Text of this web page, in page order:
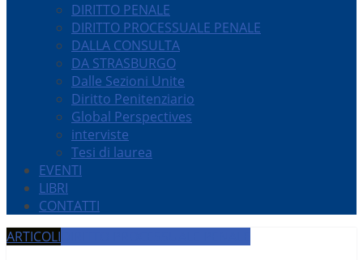
DIRITTO PENALE
DIRITTO PROCESSUALE PENALE
DALLA CONSULTA
DA STRASBURGO
Dalle Sezioni Unite
Diritto Penitenziario
Global Perspectives
interviste
Tesi di laurea
EVENTI
LIBRI
CONTATTI
ARTICOLI